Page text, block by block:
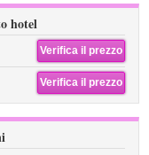
hotel
Verifica il prezzo
Verifica il prezzo